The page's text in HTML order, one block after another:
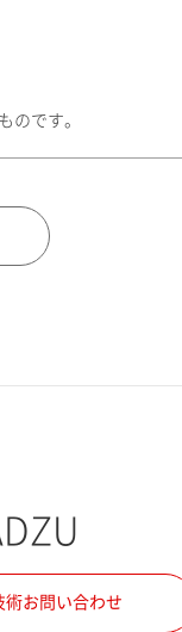
のです。
術お問い合わせ